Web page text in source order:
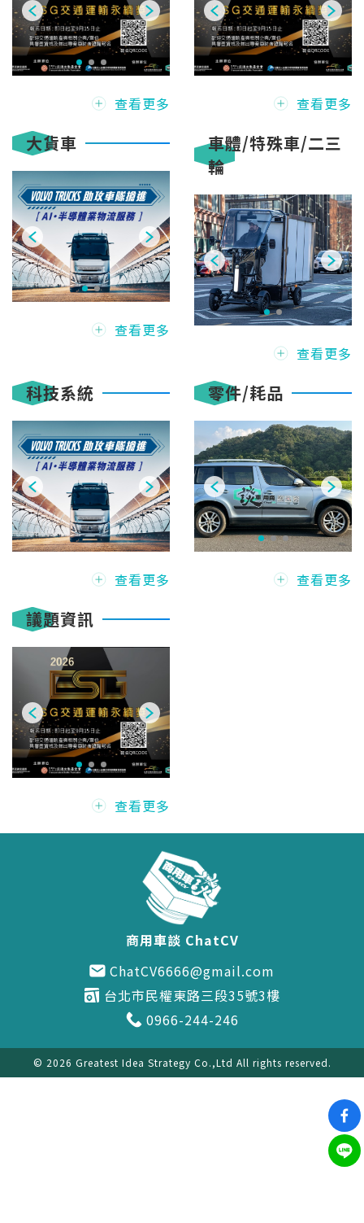
查看更多 查看更多
大貨車
查看更多
車體/特殊車/二三
輪
查看更多
科技系統
查看更多
零件/耗品
查看更多
議題資訊
查看更多
商用車談 ChatCV
ChatCV6666@gmail.com
台北市民權東路三段35號3樓
0966-244-246
© 2026 Greatest Idea Strategy Co.,Ltd All rights reserved.